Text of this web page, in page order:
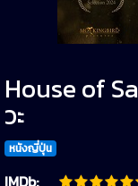
House of
วะ
หนังญี่ปุ่น
IMDb: